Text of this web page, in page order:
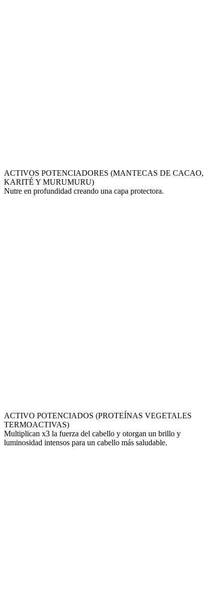
ACTIVOS POTENCIADORES (MANTECAS DE CACAO,
KARITÉ Y MURUMURU)
Nutre en profundidad creando una capa protectora.
ACTIVO POTENCIADOS (PROTEÍNAS VEGETALES
TERMOACTIVAS)
Multiplican x3 la fuerza del cabello y otorgan un brillo y
luminosidad intensos para un cabello más saludable.